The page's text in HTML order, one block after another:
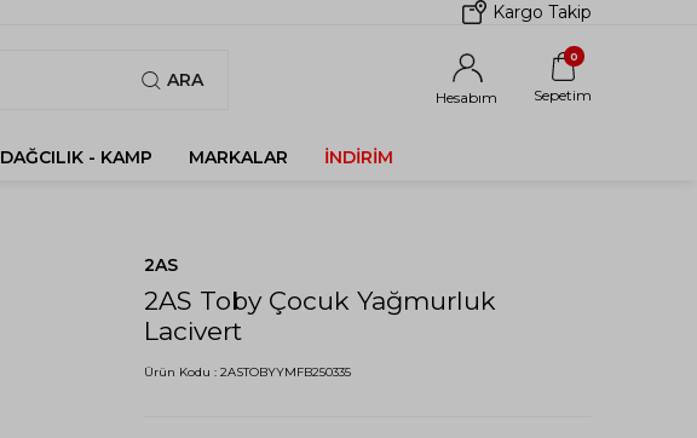
Kargo Takip
ARA
Hesabım
0
Sepetim
DAĞCILIK - KAMP MARKALAR İNDIRIM
2AS
2AS Toby Çocuk Yağmurluk
Lacivert
Ürün Kodu : 2ASTOBYYMFB250335